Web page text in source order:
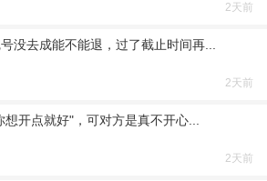
2天前
没去成能不能退，过了截止时间再...
2天前
想开点就好"，可对方是真不开心...
2天前